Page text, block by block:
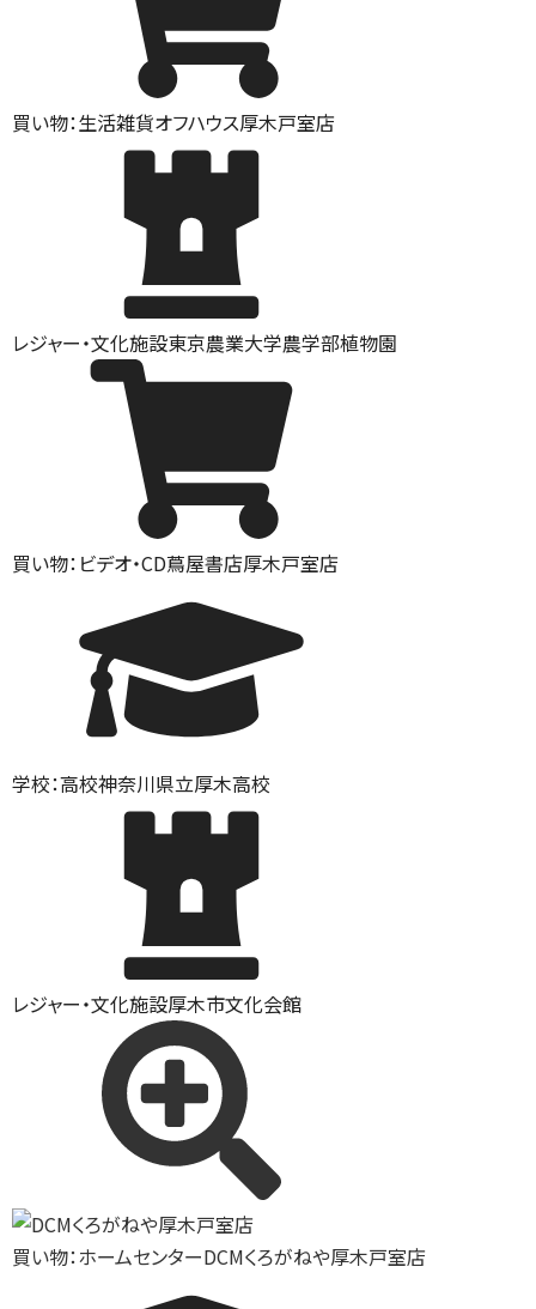
買い物：生活雑貨オフハウス厚木戸室店
レジャー・文化施設東京農業大学農学部植物園
買い物：ビデオ・CD蔦屋書店厚木戸室店
学校：高校神奈川県立厚木高校
レジャー・文化施設厚木市文化会館
買い物：ホームセンターDCMくろがねや厚木戸室店